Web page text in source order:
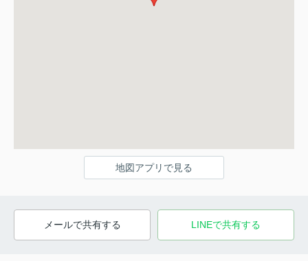
地図アプリで見る
メールで共有する LINEで共有する